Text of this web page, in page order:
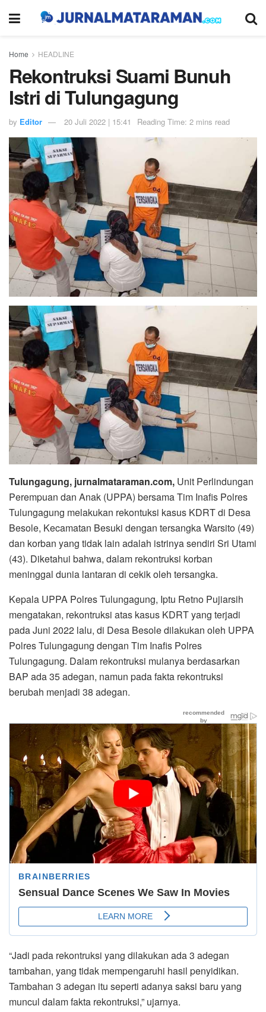
Home HEADLINE
Rekontruksi Suami Bunuh
Istri di Tulungagung
by Editor 20 Juli 2022 | 15:41 Reading Time: 2 mins read
Tulungagung, jurnalmataraman.com, Unit Perlindungan
Perempuan dan Anak (UPPA) bersama Tim Inafis Polres
Tulungagung melakukan rekontuksi kasus KDRT di Desa
Besole, Kecamatan Besuki dengan tersangka Warsito (49)
dan korban yang tidak lain adalah istrinya sendiri Sri Utami
(43). Diketahui bahwa, dalam rekontruksi korban
meninggal dunia lantaran di cekik oleh tersangka.
Kepala UPPA Polres Tulungagung, Iptu Retno Pujiarsih
mengatakan, rekontruksi atas kasus KDRT yang terjadi
pada Juni 2022 lalu, di Desa Besole dilakukan oleh UPPA
Polres Tulungagung dengan Tim Inafis Polres
Tulungagung. Dalam rekontruksi mulanya berdasarkan
BAP ada 35 adegan, namun pada fakta rekontruksi
berubah menjadi 38 adegan.
“Jadi pada rekontruksi yang dilakukan ada 3 adegan
tambahan, yang tidak mempengaruhi hasil penyidikan.
Tambahan 3 adegan itu seperti adanya saksi baru yang
muncul dalam fakta rekontruksi,” ujarnya.